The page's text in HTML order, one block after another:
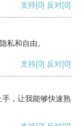
支持[0] 反对[0]
私和自由。
支持[0] 反对[0]
，让我能够快速熟